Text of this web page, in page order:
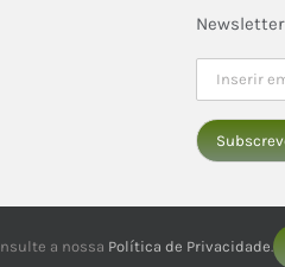
Newsletter
a nossa Política de Privacidade.